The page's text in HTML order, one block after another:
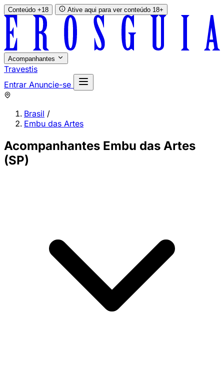
Conteúdo +18 Ative aqui para ver conteúdo 18+
Acompanhantes
Travestis
Entrar Anuncie-se
Brasil /
Embu das Artes
Acompanhantes Embu das Artes
(SP)